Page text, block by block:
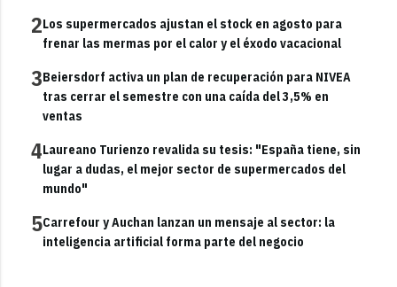
2Los supermercados ajustan el stock en agosto para
frenar las mermas por el calor y el éxodo vacacional
3Beiersdorf activa un plan de recuperación para NIVEA
tras cerrar el semestre con una caída del 3,5% en
ventas
4Laureano Turienzo revalida su tesis: "España tiene, sin
lugar a dudas, el mejor sector de supermercados del
mundo"
5Carrefour y Auchan lanzan un mensaje al sector: la
inteligencia artificial forma parte del negocio